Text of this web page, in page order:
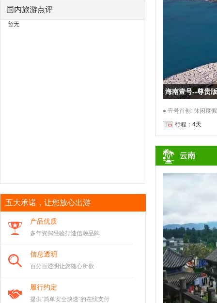
国内旅游点评
暂无
五大承诺，让您放心出游
产品优质
多年资深经验打造信赖品牌
信息透明
百分百透明让您随心所欲
履行约定
提供“简单安全快速”的在线支付
行程：4天
云南